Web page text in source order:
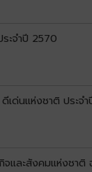
ะจำปี 2570
เด่นแห่งชาติ ประจ
และสังคมแห่งชา